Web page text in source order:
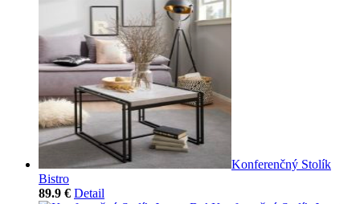
Konferenčný Stolík
Bistro
89.9 € Detail